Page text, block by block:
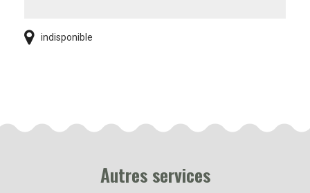
indisponible
Autres services